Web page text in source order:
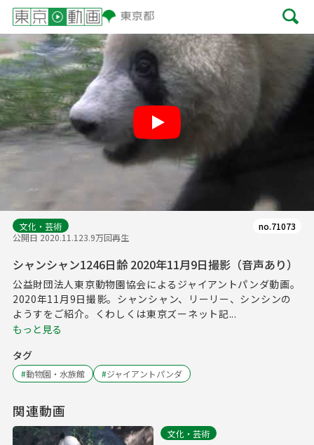
Play
文化・芸術
公開日 2020.11.123.9万回再生
no.71073
シャンシャン1246日齢 2020年11月9日撮影（音声あり）
公益財団法人東京動物園協会によるジャイアントパンダ動画。
2020年11月9日撮影。シャンシャン、リーリー、シンシンの
ようすをご紹介。くわしくは東京ズーネット記...
もっと見る
タグ
#動物園・水族館 #ジャイアントパンダ
関連動画
文化・芸術